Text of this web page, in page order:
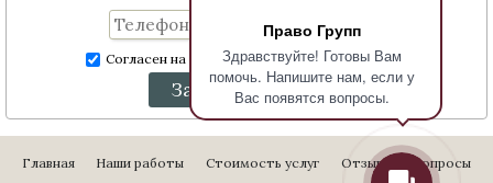
Право Групп
Здравствуйте! Готовы Вам
помочь. Напишите нам, если у
Вас появятся вопросы.
Согласен на обработку персональных данных
Заказать звонок
Главная Наши работы Стоимость услуг Отзывы Вопросы